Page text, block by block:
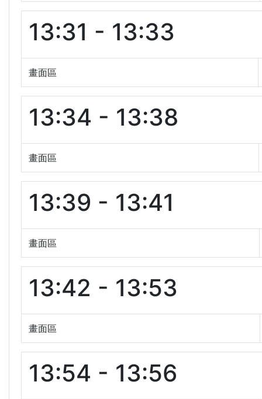
13:31 - 13:33
畫面區
13:34 - 13:38
畫面區
13:39 - 13:41
畫面區
13:42 - 13:53
畫面區
13:54 - 13:56